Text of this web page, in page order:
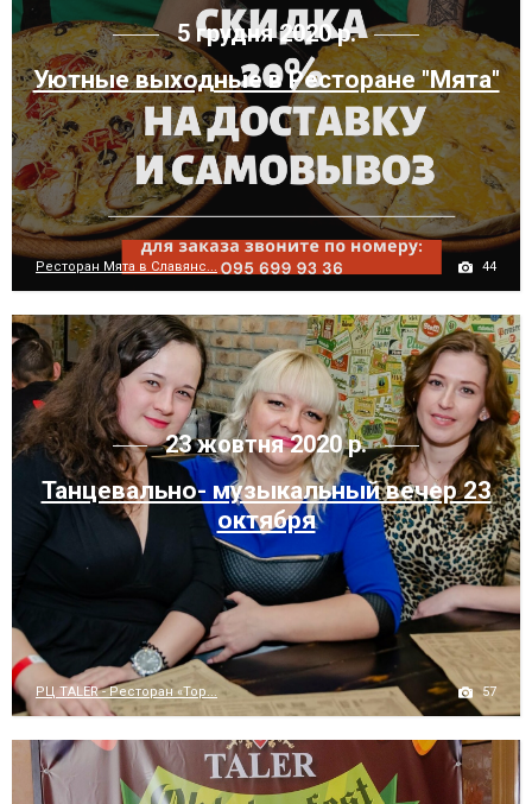
5 грудня 2020 р.
Уютные выходные в Ресторане "Мята"
Ресторан Мята в Славянс... 44
23 жовтня 2020 р.
Танцевально- музыкальный вечер 23
октября
РЦ TALER - Ресторан «Тор... 57